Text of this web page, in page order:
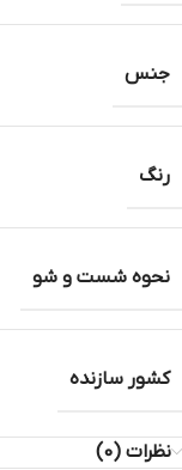
جنس
رنگ
نحوه شست و شو
کشور سازنده
نظرات (0)